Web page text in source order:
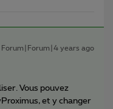
Forum|Forum|4 years ago
Vous pouvez
et y changer